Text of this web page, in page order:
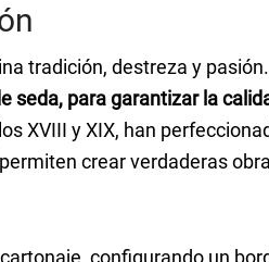
tradición, destreza y pasión.
seda, para garantizar la
XVIII y XIX, han
crear verdaderas